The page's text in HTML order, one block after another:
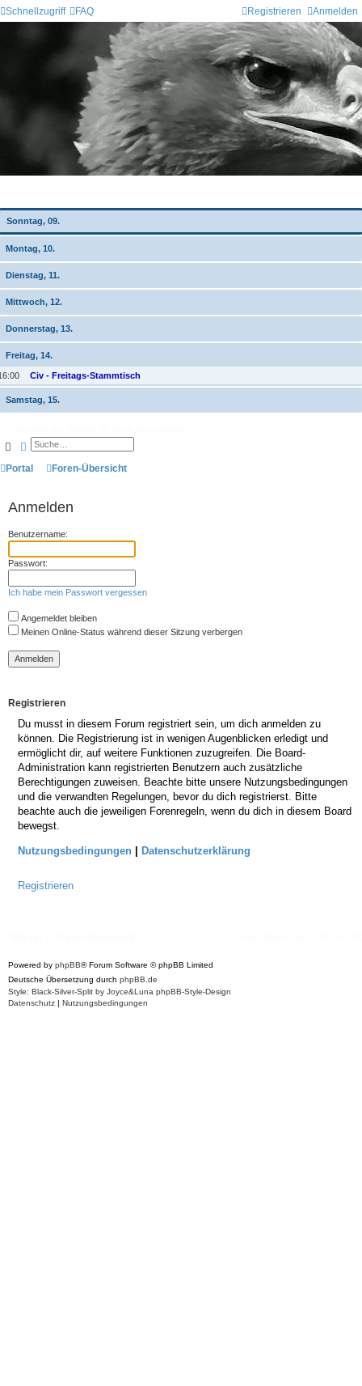
Schnellzugriff FAQ Anmelden
Registrieren
Sonntag, 09.
Montag, 10.
Dienstag, 11.
Mittwoch, 12.
Donnerstag, 13.
Freitag, 14.
Civ - Freitags-Stammtisch
Samstag, 15.
SucheErweiterte Suche
Portal Foren-Übersicht
Anmelden
Benutzername:
Passwort:
Ich habe mein Passwort vergessen
Angemeldet bleiben
Meinen Online-Status während dieser Sitzung verbergen
Registrieren
Du musst in diesem Forum registriert sein, um dich anmelden zu
können. Die Registrierung ist in wenigen Augenblicken erledigt und
ermöglicht dir, auf weitere Funktionen zuzugreifen. Die Board-
Administration kann registrierten Benutzern auch zusätzliche
Berechtigungen zuweisen. Beachte bitte unsere Nutzungsbedingungen
und die verwandten Regelungen, bevor du dich registrierst. Bitte
beachte auch die jeweiligen Forenregeln, wenn du dich in diesem Board
bewegst.
Nutzungsbedingungen Datenschutzerklärung
Registrieren
Powered by phpBB® Forum Software © phpBB Limited
Deutsche Übersetzung durch phpBB.de
Style: Black-Silver-Split by Joyce&Luna phpBB-Style-Design
Datenschutz
Nutzungsbedingungen